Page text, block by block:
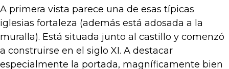
A primera vista parece una de esas típicas
iglesias fortaleza (además está adosada a la
muralla). Está situada junto al castillo y comenzó
a construirse en el siglo XI. A destacar
especialmente la portada, magníficamente bien